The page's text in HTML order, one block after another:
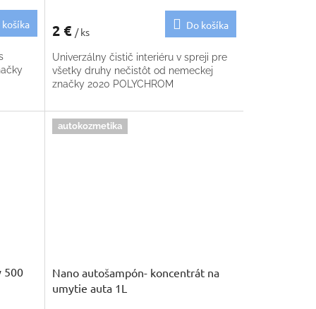
košíka 2 € / ks
Do košíka
Univerzálny čistič interiéru v spreji pre
všetky druhy nečistôt od nemeckej
značky 2020 POLYCHROM
500
autokozmetika
Nano autošampón- koncentrát na
umytie auta 1L